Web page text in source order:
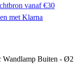
vanaf €30
met Klarna
Wandlamp Buiten -